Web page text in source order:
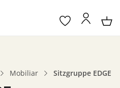
Mobiliar Sitzgruppe EDGE